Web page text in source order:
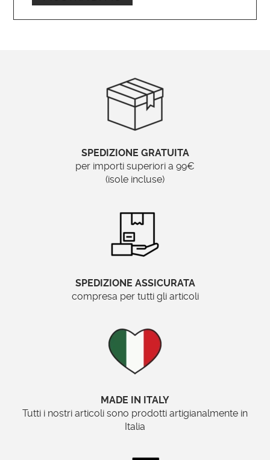
Caratteristiche dello Specchi da
sia troppo invasivo, ma che allo stesso tempo
si faccia notare. Lo specchio è stato realizzato
con materiali di alta qualità:legno e pasta di
elegante e resistente. Il trattamento molato e
bisellato della superficie dello specchio
Dimensioni Disponibili
sola dimensione:113×179 cm, che lo rende
adatto per spazi più ampi come salotti,
Il posizionamento dello specchio è
orizzontale, ideale per
decorare pareti lunghe o ampie. Purtroppo,
Design e Versatilità
combinazione perfetta di robustezza e
SPEDIZIONE GRATUITA
per importi superiori a 99€
(isole incluse)
SPEDIZIONE ASSICURATA
compresa per tutti gli articoli
MADE IN ITALY
Tutti i nostri articoli sono prodotti artigianalmente in
Italia